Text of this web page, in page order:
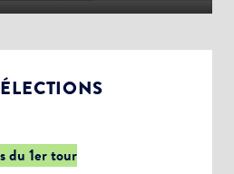
du 1er tour